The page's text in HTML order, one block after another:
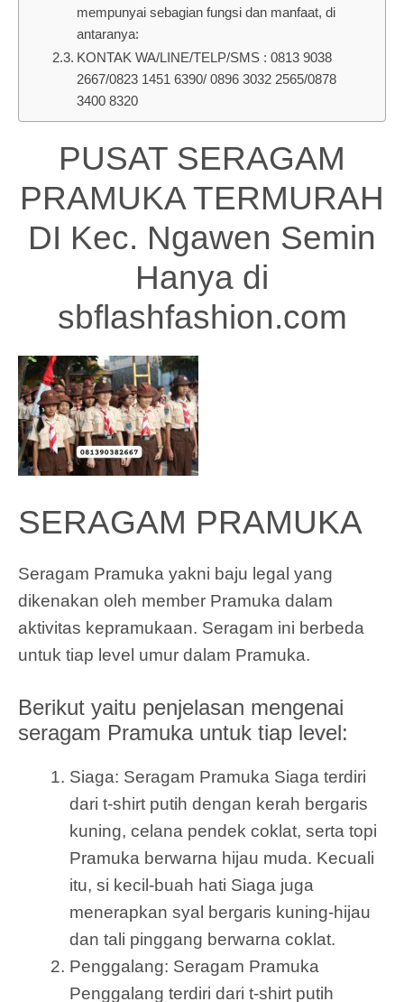
mempunyai sebagian fungsi dan manfaat, di
antaranya:
KONTAK WA/LINE/TELP/SMS : 0813 9038
2667/0823 1451 6390/ 0896 3032 2565/0878
3400 8320
PUSAT SERAGAM
PRAMUKA TERMURAH
DI Kec. Ngawen Semin
Hanya di
sbflashfashion.com
SERAGAM PRAMUKA
Seragam Pramuka yakni baju legal yang
dikenakan oleh member Pramuka dalam
aktivitas kepramukaan. Seragam ini berbeda
untuk tiap level umur dalam Pramuka.
Berikut yaitu penjelasan mengenai
seragam Pramuka untuk tiap level:
Siaga: Seragam Pramuka Siaga terdiri
dari t-shirt putih dengan kerah bergaris
kuning, celana pendek coklat, serta topi
Pramuka berwarna hijau muda. Kecuali
itu, si kecil-buah hati Siaga juga
menerapkan syal bergaris kuning-hijau
dan tali pinggang berwarna coklat.
Penggalang: Seragam Pramuka
Penggalang terdiri dari t-shirt putih